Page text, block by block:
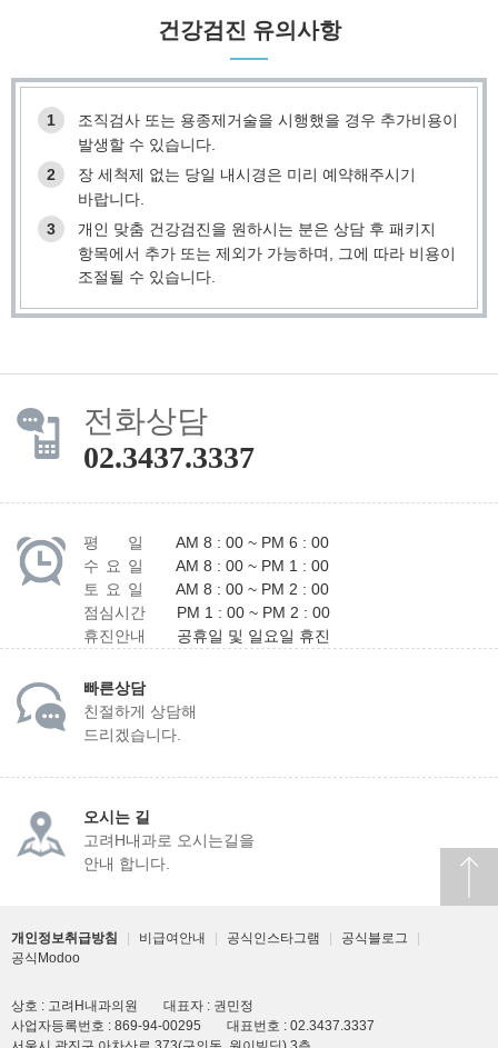
건강검진 유의사항
1
조직검사 또는 용종제거술을 시행했을 경우 추가비용이
발생할 수 있습니다.
2
장 세척제 없는 당일 내시경은 미리 예약해주시기
바랍니다.
3
개인 맞춤 건강검진을 원하시는 분은 상담 후 패키지
항목에서 추가 또는 제외가 가능하며, 그에 따라 비용이
조절될 수 있습니다.
전화상담
02.3437.3337
평 일
AM 8 : 00 ~ PM 6 : 00
수 요 일
AM 8 : 00 ~ PM 1 : 00
토 요 일
AM 8 : 00 ~ PM 2 : 00
점심시간
PM 1 : 00 ~ PM 2 : 00
휴진안내
공휴일 및 일요일 휴진
빠른상담
친절하게 상담해
드리겠습니다.
오시는 길
고려H내과로 오시는길을
안내 합니다.
개인정보취급방침 비급여안내 공식인스타그램 공식블로그
공식Modoo
상호 : 고려H내과의원
대표자 : 권민정
사업자등록번호 : 869-94-00295
대표번호 : 02.3437.3337